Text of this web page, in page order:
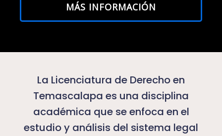
MÁS INFORMACIÓN
La Licenciatura de Derecho en
Temascalapa es una disciplina
académica que se enfoca en el
estudio y análisis del sistema legal